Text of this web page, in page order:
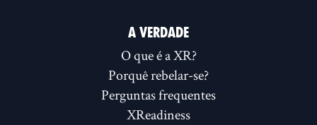
A VERDADE
O que é a XR?
Porquê rebelar-se?
Perguntas frequentes
XReadiness